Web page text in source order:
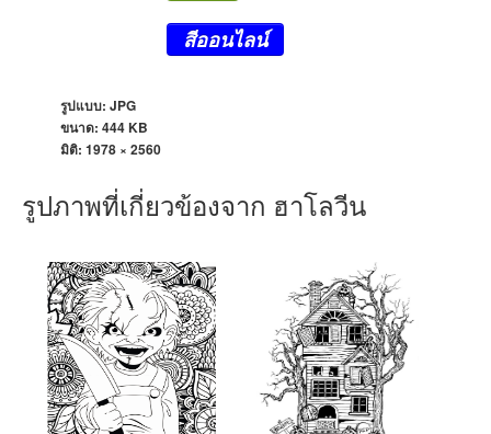
สีออนไลน์
รูปแบบ: JPG
ขนาด: 444 KB
มิติ: 1978 × 2560
รูปภาพที่เกี่ยวข้องจาก ฮาโลวีน